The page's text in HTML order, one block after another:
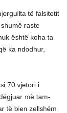
të falsitetit
raste
është koha ta
ka ndodhur,
70 vjetori i
më tam-
të bien zellshëm